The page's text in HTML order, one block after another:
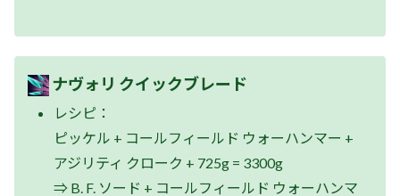
ナヴォリ クイックブレード
レシピ：
ピッケル + コールフィールド ウォーハンマー +
アジリティ クローク + 725g = 3300g
⇒ B. F. ソード + コールフィールド ウォーハンマ